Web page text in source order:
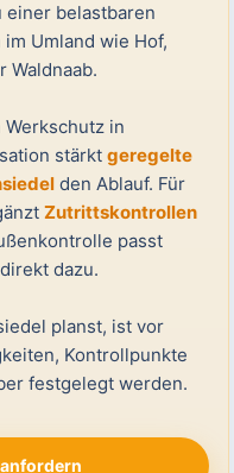
einer belastbaren
Umland wie Hof,
Waldnaab.
in
stärkt geregelte
den Ablauf. Für
Zutrittskontrollen
passt
dazu.
planst, ist vor
Kontrollpunkte
festgelegt werden.